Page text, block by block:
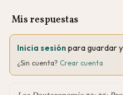
Mis respuestas
Inicia sesión para guardar
¿Sin cuenta? Crear cuenta